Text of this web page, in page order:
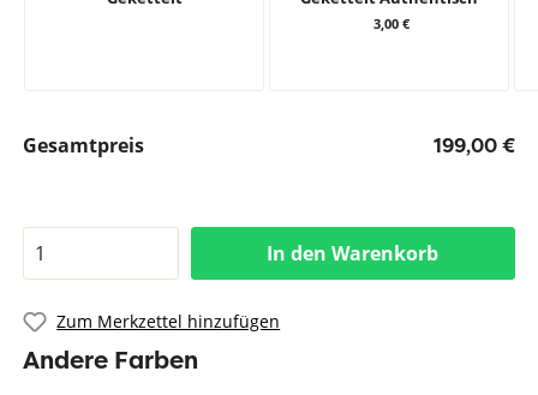
3,00 €
Gesamtpreis 199,00 €
In den Warenkorb
Zum Merkzettel hinzufügen
Andere Farben